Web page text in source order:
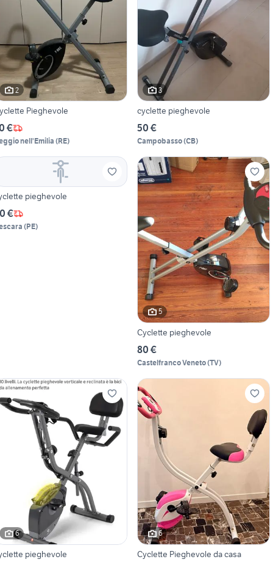
2
Pieghevole
€
nell'Emilia(RE)
3
cyclette pieghevole
50 €
Campobasso(CB)
pieghevole
€
(PE)
5
Cyclette pieghevole
80 €
Castelfranco Veneto(TV)
6
pieghevole
6
Cyclette Pieghevole da casa